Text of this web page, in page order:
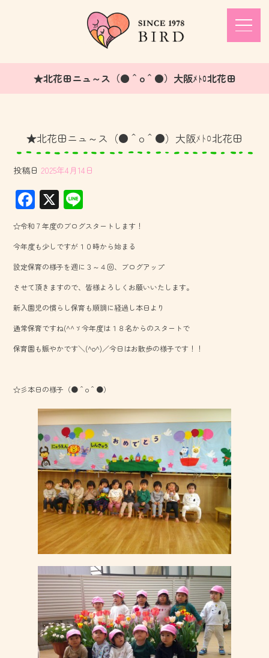
★北花田ニュ～ス（●＾o＾●）大阪ﾒﾄﾛ北花田
★北花田ニュ～ス（●＾o＾●）大阪ﾒﾄﾛ北花田
投稿日 2025年4月14日
F
ac
e
b
o
ok
X
ne
☆令和７年度のブログスタートします！
今年度も少しですが１０時から始まる
設定保育の様子を週に３～４回、ブログアップ
させて頂きますので、皆様よろしくお願いいたします。
新入園児の慣らし保育も順調に経過し本日より
通常保育ですね(^^ゞ今年度は１８名からのスタートで
保育園も賑やかです＼(^o^)／今日はお散歩の様子です！！
☆彡本日の様子（●＾o＾●）